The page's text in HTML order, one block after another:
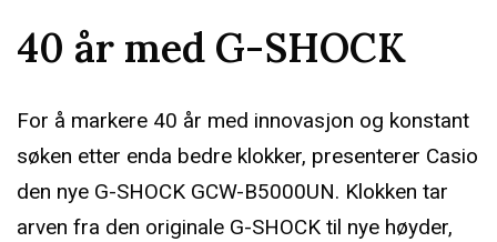
40 år med G-SHOCK
For å markere 40 år med innovasjon og konstant
søken etter enda bedre klokker, presenterer Casio
den nye G-SHOCK GCW-B5000UN. Klokken tar
arven fra den originale G-SHOCK til nye høyder,